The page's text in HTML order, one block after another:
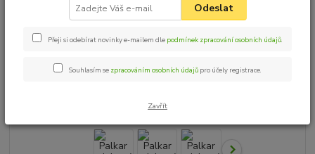
Palkar zdobený obojek z kůže
hlazenice pro psy 55 cm x 40 mm
hnědý
Odeslat
Přeji si odebírat novinky e-mailem dle podmínek zpracování osobních údajů.
Souhlasím se zpracováním osobních údajů pro účely registrace.
Zavřít